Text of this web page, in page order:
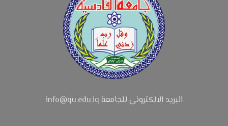
البريد الالكتروني للجامعة info@qu.edu.iq